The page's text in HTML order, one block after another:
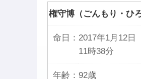
権守博（ごんもり・ひ
命日： 2017年1月12日
11時38分
年齢： 92歳